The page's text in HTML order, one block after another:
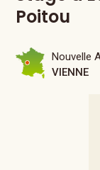
Poitou
Nouvelle
VIENNE